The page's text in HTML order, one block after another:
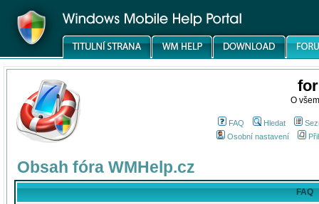
O
FAQ Hledat
Osobní nastavení
Obsah fóra WMHelp.cz
FAQ